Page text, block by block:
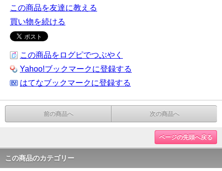
この商品を友達に教える
買い物を続ける
この商品をログピでつぶやく
Yahoo!ブックマークに登録する
はてなブックマークに登録する
前の商品へ 次の商品へ
ページの先頭へ戻る
この商品のカテゴリー